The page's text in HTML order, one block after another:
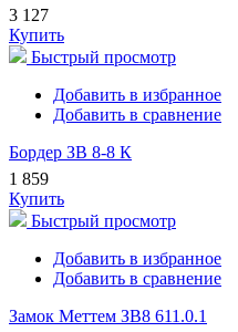
3 127
Купить
Быстрый просмотр
Добавить в избранное
Добавить в сравнение
Бордер ЗВ 8-8 К
1 859
Купить
Быстрый просмотр
Добавить в избранное
Добавить в сравнение
Замок Меттем ЗВ8 611.0.1